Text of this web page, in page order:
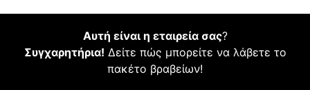
Αυτή είναι η εταιρεία σας?
Συγχαρητήρια! Δείτε πώς μπορείτε να λάβετε το
πακέτο βραβείων!